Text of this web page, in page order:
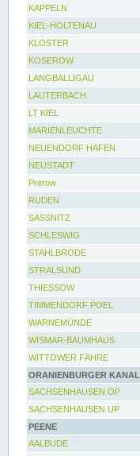
KAPPELN
KIEL-HOLTENAU
KLOSTER
KOSEROW
LANGBALLIGAU
LAUTERBACH
LT KIEL
MARIENLEUCHTE
NEUENDORF HAFEN
NEUSTADT
Prerow
RUDEN
SASSNITZ
SCHLESWIG
STAHLBRODE
STRALSUND
THIESSOW
TIMMENDORF POEL
WARNEMÜNDE
WISMAR-BAUMHAUS
WITTOWER FÄHRE
ORANIENBURGER KANAL
SACHSENHAUSEN OP
SACHSENHAUSEN UP
PEENE
AALBUDE